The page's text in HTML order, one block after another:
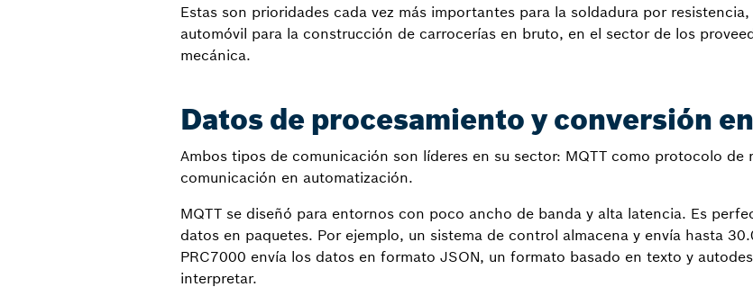
Estas son prioridades cada vez más importantes para la soldadura por
automóvil para la construcción de carrocerías en bruto, en el sector de los
mecánica.
Datos de procesamiento y conversión
Ambos tipos de comunicación son líderes en su sector: MQTT como protocolo de
comunicación en automatización.
MQTT se diseñó para entornos con poco ancho de banda y alta latencia. Es
datos en paquetes. Por ejemplo, un sistema de control almacena y envía hasta
PRC7000 envía los datos en formato JSON, un formato basado en texto y
interpretar.